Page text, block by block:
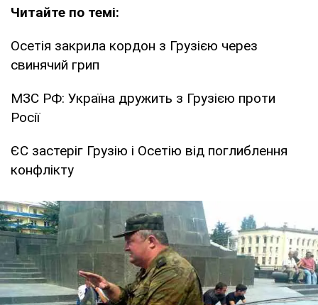
Читайте по темі:
Осетія закрила кордон з Грузією через
свинячий грип
МЗС РФ: Україна дружить з Грузією проти
Росії
ЄС застеріг Грузію і Осетію від поглиблення
конфлікту